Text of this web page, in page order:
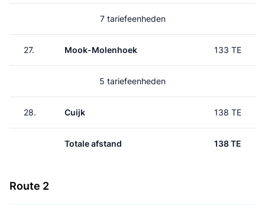
7 tariefeenheden
27. Mook-Molenhoek 133 TE
5 tariefeenheden
28. Cuijk 138 TE
Totale afstand 138 TE
Route 2